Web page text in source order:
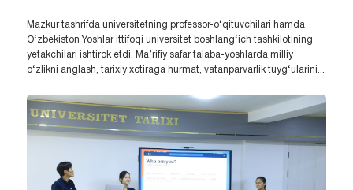
Mazkur tashrifda universitetning professor-o‘qituvchilari hamda
O‘zbekiston Yoshlar ittifoqi universitet boshlang‘ich tashkilotining
yetakchilari ishtirok etdi. Ma’rifiy safar talaba-yoshlarda milliy
o‘zlikni anglash, tarixiy xotiraga hurmat, vatanparvarlik tuyg‘ularini...